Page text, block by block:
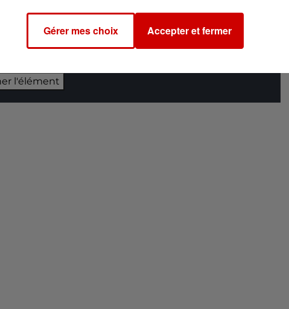
dépôt de cookies que vous avez exprimé. Si vous
accord en cliquant sur le bouton ci-dessous.
l'élément
Gérer mes choix Accepter et fermer